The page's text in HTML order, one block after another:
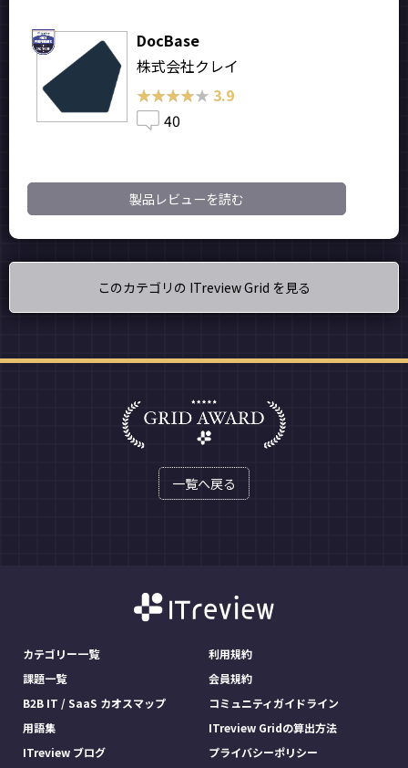
DocBase
株式会社クレイ
★★★★★
★★★★★ 3.9
40
製品レビューを読む
このカテゴリの ITreview Grid を見る
一覧へ戻る
カテゴリー一覧
課題一覧
B2B IT / SaaS カオスマップ
用語集
ITreview ブログ
利用規約
会員規約
コミュニティガイドライン
ITreview Gridの算出方法
プライバシーポリシー